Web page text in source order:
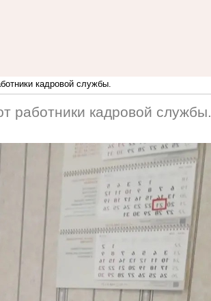
кадровой службы.
работники кадровой службы.